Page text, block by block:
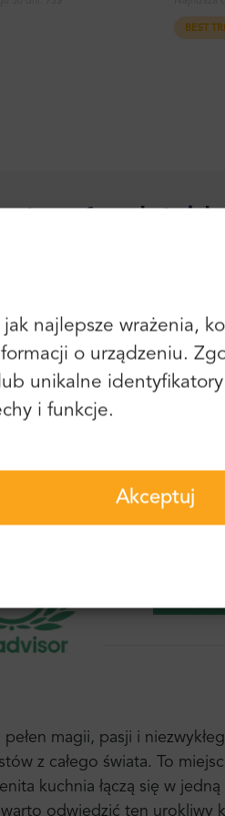
najlepsze wrażenia,
o urządzeniu.
unikalne
i funkcje.
Akceptuj
BEST
transfery
Fiumicino Rzym
pełen magii, pasji i
z całego świata. To
kuchnia łączą się w
odwiedzić ten urokliwy